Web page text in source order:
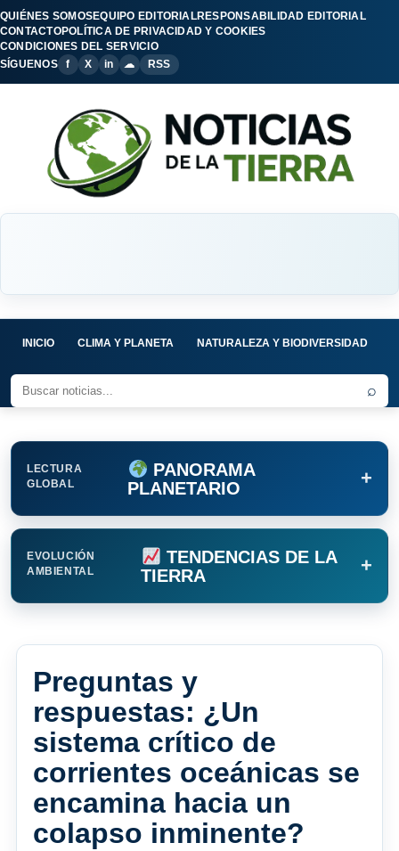
QUIÉNES SOMOSEQUIPO EDITORIALRESPONSABILIDAD EDITORIAL
CONTACTOPOLÍTICA DE PRIVACIDAD Y COOKIES
CONDICIONES DEL SERVICIO
SÍGUENOS
f X in ☁ RSS
INICIO CLIMA Y PLANETA NATURALEZA Y BIODIVERSIDAD
⌕
LECTURA
GLOBAL
PANORAMA
PLANETARIO
+
EVOLUCIÓN
AMBIENTAL
TENDENCIAS DE LA
TIERRA
+
Preguntas y
respuestas: ¿Un
sistema crítico de
corrientes oceánicas se
encamina hacia un
colapso inminente?